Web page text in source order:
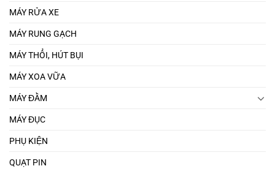
MÁY RỬA XE
MÁY RUNG GẠCH
MÁY THỔI, HÚT BỤI
MÁY XOA VỮA
MÁY ĐẦM
MÁY ĐỤC
PHỤ KIỆN
QUẠT PIN